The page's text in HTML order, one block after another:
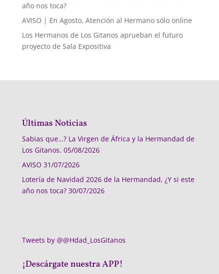
año nos toca?
AVISO | En Agosto, Atención al Hermano sólo online
Los Hermanos de Los Gitanos aprueban el futuro
proyecto de Sala Expositiva
Últimas Noticias
Sabias que…? La Virgen de África y la Hermandad de
Los Gitanos. 05/08/2026
AVISO 31/07/2026
Lotería de Navidad 2026 de la Hermandad, ¿Y si este
año nos toca? 30/07/2026
Tweets by @@Hdad_LosGitanos
¡Descárgate nuestra APP!